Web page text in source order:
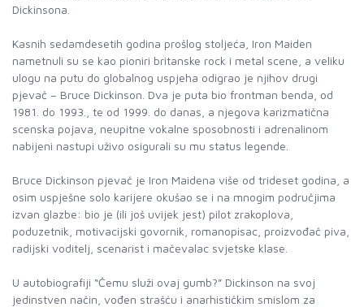
Dickinsona.
Kasnih sedamdesetih godina prošlog stoljeća, Iron Maiden
nametnuli su se kao pioniri britanske rock i metal scene, a veliku
ulogu na putu do globalnog uspjeha odigrao je njihov drugi
pjevač – Bruce Dickinson. Dva je puta bio frontman benda, od
1981. do 1993., te od 1999. do danas, a njegova karizmatična
scenska pojava, neupitne vokalne sposobnosti i adrenalinom
nabijeni nastupi uživo osigurali su mu status legende.
Bruce Dickinson pjevač je Iron Maidena više od trideset godina, a
osim uspješne solo karijere okušao se i na mnogim područjima
izvan glazbe: bio je (ili još uvijek jest) pilot zrakoplova,
poduzetnik, motivacijski govornik, romanopisac, proizvođač piva,
radijski voditelj, scenarist i mačevalac svjetske klase.
U autobiografiji “Čemu služi ovaj gumb?” Dickinson na svoj
jedinstven način, vođen strašću i anarhističkim smislom za